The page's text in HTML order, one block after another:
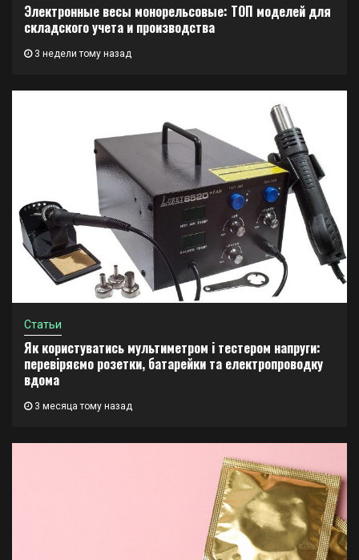
Электронные весы монорельсовые: ТОП моделей для
складского учета и производства
3 недели тому назад
Статьи
Як користуватись мультиметром і тестером напруги:
перевіряємо розетки, батарейки та електропроводку
вдома
3 месяца тому назад